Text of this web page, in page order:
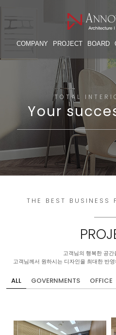
COMPANY PROJECT BOARD
TOTAL
Your
THE BEST BUSINESS
고객님의 행복한 공간
고객님께서 원하시는 디자인을 최대한 반
ALL GOVERNMENTS OFFICE